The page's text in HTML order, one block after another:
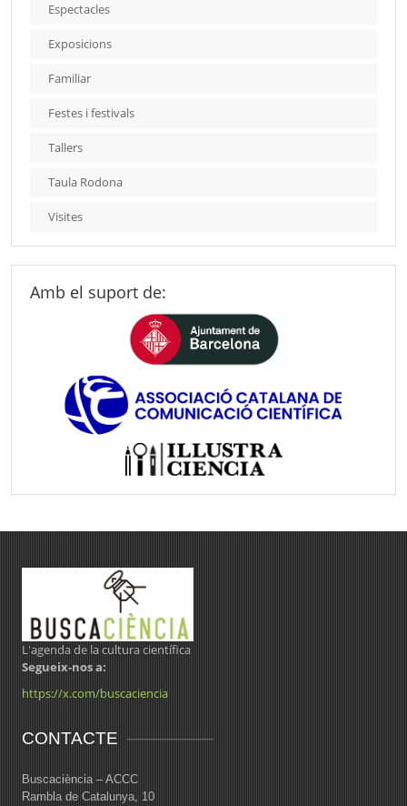
Espectacles
Exposicions
Familiar
Festes i festivals
Tallers
Taula Rodona
Visites
Amb el suport de:
L'agenda de la cultura científica
Segueix-nos a:
https://x.com/buscaciencia
CONTACTE
Buscaciència – ACCC
Rambla de Catalunya, 10